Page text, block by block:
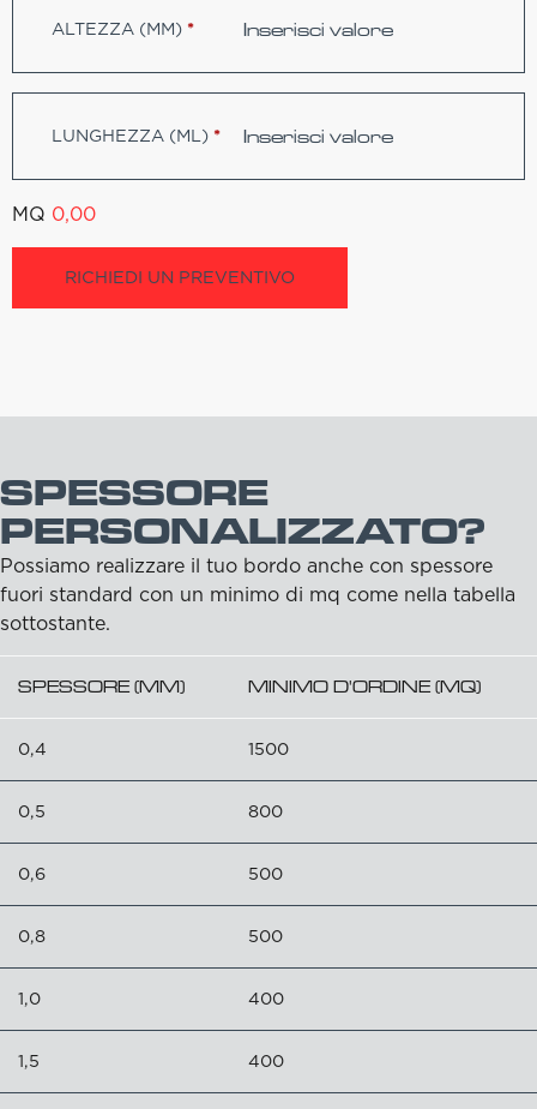
ALTEZZA (MM) *
LUNGHEZZA (ML) *
MQ 0,00
RICHIEDI UN PREVENTIVO
SPESSORE
PERSONALIZZATO?
Possiamo realizzare il tuo bordo anche con spessore
fuori standard con un minimo di mq come nella tabella
sottostante.
SPESSORE (MM) MINIMO D'ORDINE (MQ)
0,4 1500
0,5 800
0,6 500
0,8 500
1,0 400
1,5 400